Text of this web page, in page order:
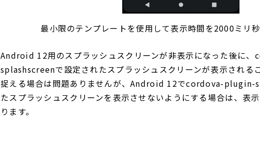
最小限のテンプレートを使用して表示時間を2000ミリ
Android 12用のスプラッシュスクリーンが非表示になった後に
splashscreenで設定されたスプラッシュスクリーンが表示される
捉える場合は問題ありませんが、Android 12でcordova-plugin-
たスプラッシュスクリーンを表示させないようにする場合は、表
ります。